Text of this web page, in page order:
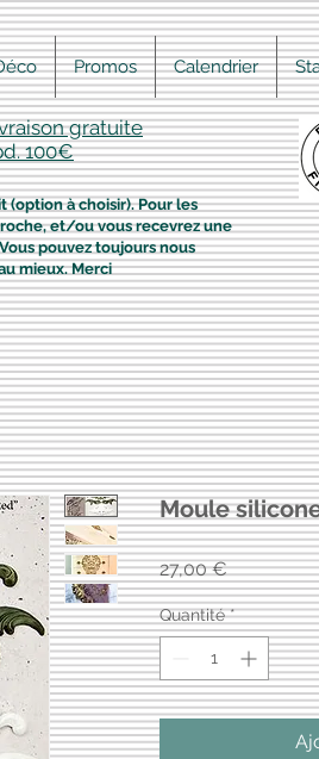
Promos Calendrier
gratuite
100€
(option à choisir). Pour les
et/ou vous recevrez une
pouvez toujours nous
mieux. Merci
Moule
27,00 €Prix
Quantité *